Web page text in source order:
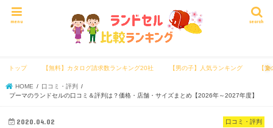
search
menu
トップ 【無料】カタログ請求数ランキング20社 【男の子】人気ランキング 【
HOME
口コミ・評判
プーマのランドセルの口コミ＆評判は？価格・店舗・サイズまとめ【2026年～2027年度】
口コミ・評判
2020.04.02